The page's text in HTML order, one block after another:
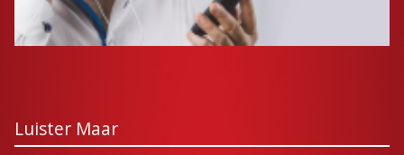
Luister Maar